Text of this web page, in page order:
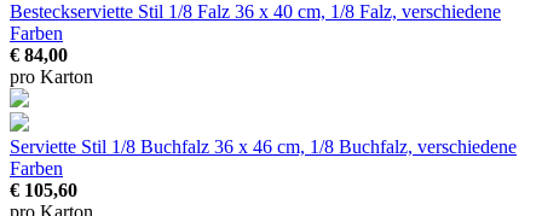
Besteckserviette Stil 1/8 Falz 36 x 40 cm, 1/8 Falz, verschiedene
Farben
€ 84,00
pro Karton
Serviette Stil 1/8 Buchfalz 36 x 46 cm, 1/8 Buchfalz, verschiedene
Farben
€ 105,60